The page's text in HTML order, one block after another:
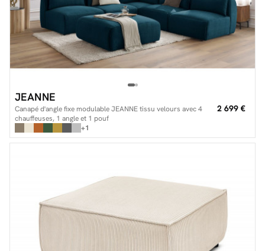
JEANNE
Canapé d'angle fixe modulable JEANNE tissu velours avec 4
chauffeuses, 1 angle et 1 pouf
2 699 €
+1